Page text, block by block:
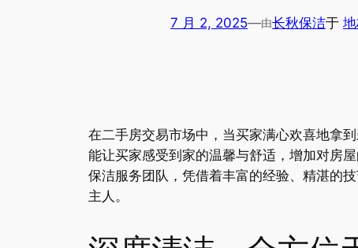
7 月 2, 2025—由长秋保洁于
在二手房交易市场中，当买家满心欢喜地拿
能让买家感受到家的温馨与舒适，增加对房
保洁服务团队，凭借着丰富的经验、精湛的
主人。